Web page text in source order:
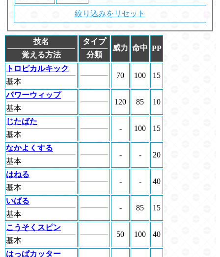
絞り込みをリセット
技名
覚える方法
タイプ
分類
威力 命中 PP
トロピカルキック
基本
70 100 15
パワーウィップ
基本
120 85 10
じたばた
基本
- 100 15
なかよくする
基本
- - 20
はねる
基本
- - 40
いばる
基本
- 85 15
こうそくスピン
基本
50 100 40
はっぱカッター